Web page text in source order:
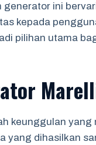
ini
kepada
pilihan utama
keunggulan
yang dihasilkan